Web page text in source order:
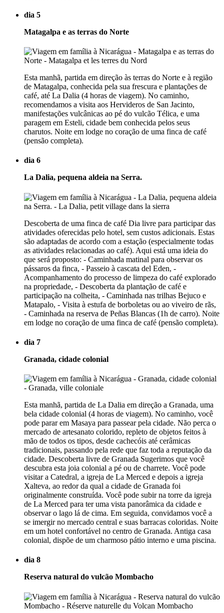
dia 5
Matagalpa e as terras do Norte
Esta manhã, partida em direção às terras do Norte e à região
de Matagalpa, conhecida pela sua frescura e plantações de
café, até La Dalia (4 horas de viagem). No caminho,
recomendamos a visita aos Hervideros de San Jacinto,
manifestações vulcânicas ao pé do vulcão Télica, e uma
paragem em Esteli, cidade bem conhecida pelos seus
charutos. Noite em lodge no coração de uma finca de café
(pensão completa).
dia 6
La Dalia, pequena aldeia na Serra.
Descoberta de uma finca de café Dia livre para participar das
atividades oferecidas pelo hotel, sem custos adicionais. Estas
são adaptadas de acordo com a estação (especialmente todas
as atividades relacionadas ao café). Aqui está uma ideia do
que será proposto: - Caminhada matinal para observar os
pássaros da finca, - Passeio à cascata del Eden, -
Acompanhamento do processo de limpeza do café explorado
na propriedade, - Descoberta da plantação de café e
participação na colheita, - Caminhada nas trilhas Bejuco e
Matapalo, - Visita à estufa de borboletas ou ao viveiro de rãs,
- Caminhada na reserva de Peñas Blancas (1h de carro). Noite
em lodge no coração de uma finca de café (pensão completa).
dia 7
Granada, cidade colonial
Esta manhã, partida de La Dalia em direção a Granada, uma
bela cidade colonial (4 horas de viagem). No caminho, você
pode parar em Masaya para passear pela cidade. Não perca o
mercado de artesanato colorido, repleto de objetos feitos à
mão de todos os tipos, desde cachecóis até cerâmicas
tradicionais, passando pela rede que faz toda a reputação da
cidade. Descoberta livre de Granada Sugerimos que você
descubra esta joia colonial a pé ou de charrete. Você pode
visitar a Catedral, a igreja de La Merced e depois a igreja
Xalteva, ao redor da qual a cidade de Granada foi
originalmente construída. Você pode subir na torre da igreja
de La Merced para ter uma vista panorâmica da cidade e
observar o lago lá de cima. Em seguida, convidamos você a
se imergir no mercado central e suas barracas coloridas. Noite
em um hotel confortável no centro de Granada. Antiga casa
colonial, dispõe de um charmoso pátio interno e uma piscina.
dia 8
Reserva natural do vulcão Mombacho